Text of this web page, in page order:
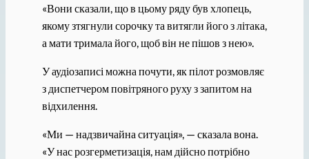
«Вони сказали, що в цьому ряду був хлопець,
якому зтягнули сорочку та витягли його з літака,
а мати тримала його, щоб він не пішов з нею».
У аудіозаписі можна почути, як пілот розмовляє
з диспетчером повітряного руху з запитом на
відхилення.
«Ми — надзвичайна ситуація», — сказала вона.
«У нас розгерметизація, нам дійсно потрібно